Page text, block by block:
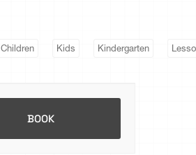
Children Kids Kindergarten